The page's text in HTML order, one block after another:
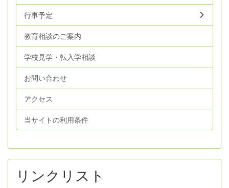
行事予定
教育相談のご案内
学校見学・転入学相談
お問い合わせ
アクセス
当サイトの利用条件
リンクリスト